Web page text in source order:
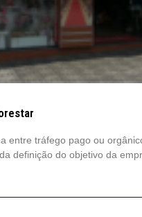
entre tráfego pago ou
definição do objetivo da